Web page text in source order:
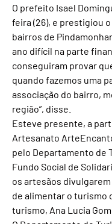
O prefeito Isael
feira (26), e prestigiou
bairros de
ano difícil na parte
conseguiram provar
quando fazemos uma
associação do bairro,
região”, disse.
Esteve presente, a
Artesanato
pelo Departamento de
Fundo Social de
os artesãos
de alimentar o turismo
turismo, Ana Lucia